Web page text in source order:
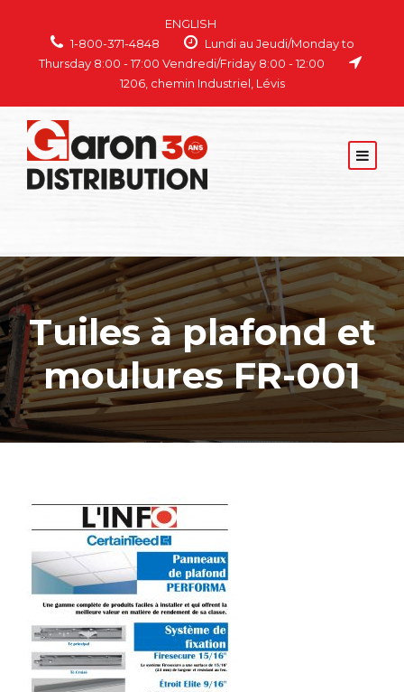
ENGLISH
1-800-371-4848
Lundi au Jeudi/Monday to
Thursday 8:00 - 17:00 Vendredi/Friday 8:00 - 12:00
1206, chemin Industriel, Lévis
Tuiles à plafond et
moulures FR-001